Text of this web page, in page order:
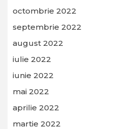
octombrie 2022
septembrie 2022
august 2022
iulie 2022
iunie 2022
mai 2022
aprilie 2022
martie 2022